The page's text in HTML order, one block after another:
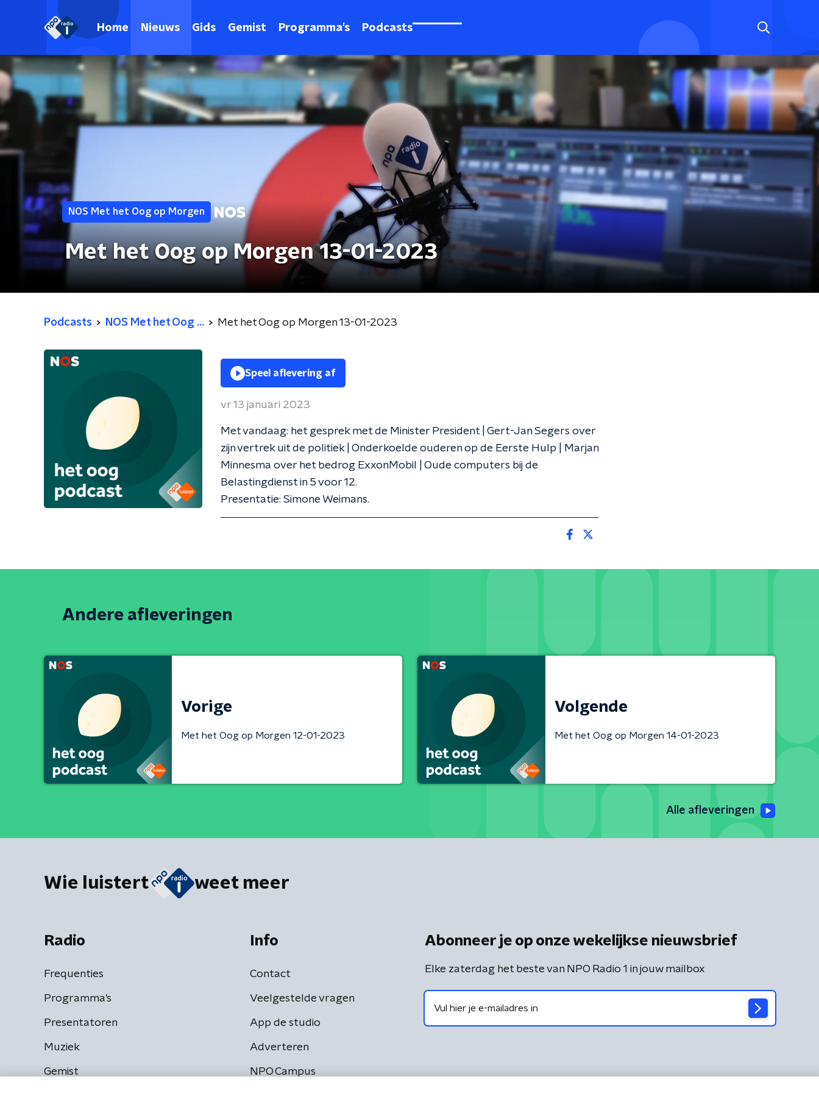
Home Nieuws Gids Gemist Programma's Podcasts
NOS Met het Oog op Morgen
Met het Oog op Morgen 13-01-2023
Podcasts NOS Met het Oog ... Met het Oog op Morgen 13-01-2023
Speel aflevering af
vr 13 januari 2023
Met vandaag: het gesprek met de Minister President | Gert-Jan Segers over
zijn vertrek uit de politiek | Onderkoelde ouderen op de Eerste Hulp | Marjan
Minnesma over het bedrog ExxonMobil | Oude computers bij de
Belastingdienst in 5 voor 12.
Presentatie: Simone Weimans.
Andere afleveringen
Vorige
Met het Oog op Morgen 12-01-2023
Volgende
Met het Oog op Morgen 14-01-2023
Alle afleveringen
Wie luistert weet meer
Radio
Frequenties
Programma's
Presentatoren
Muziek
Gemist
Info
Contact
Veelgestelde vragen
App de studio
Adverteren
NPO Campus
Abonneer je op onze wekelijkse nieuwsbrief
Elke zaterdag het beste van NPO Radio 1 in jouw mailbox